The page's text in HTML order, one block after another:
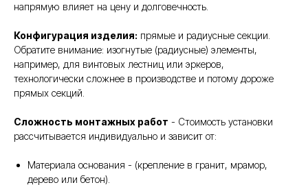
напрямую влияет на цену и долговечность.
Конфигурация изделия: прямые и радиусные секции.
Обратите внимание: изогнутые (радиусные) элементы,
например, для винтовых лестниц или эркеров,
технологически сложнее в производстве и потому дороже
прямых секций.
Сложность монтажных работ - Стоимость установки
рассчитывается индивидуально и зависит от:
Материала основания - (крепление в гранит, мрамор,
дерево или бетон).